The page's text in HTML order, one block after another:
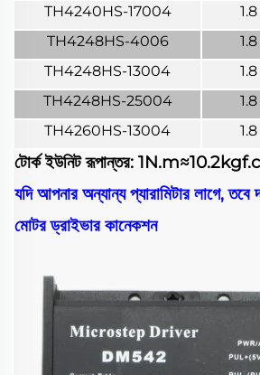
TH4240HS-17004 1.8
TH4248HS-4006
1.8
TH4248HS-13004
1.8
TH4248HS-25004
1.8
TH4260HS-13004
1.8
টোর্ক ইউনিট রূপান্তর:
যদি আপনার অন্যান্য প্যারামিটার লাগে,
মোটর ড্রাইভার কানেকশন